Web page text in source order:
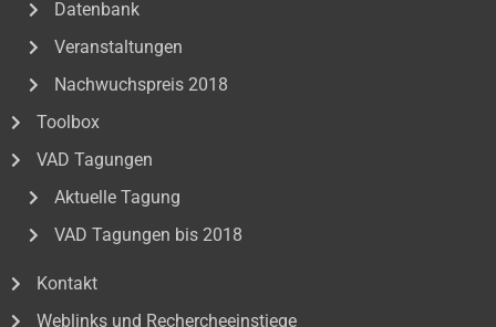
Datenbank
Veranstaltungen
Nachwuchspreis 2018
Toolbox
VAD Tagungen
Aktuelle Tagung
VAD Tagungen bis 2018
Kontakt
Weblinks und Rechercheeinstiege